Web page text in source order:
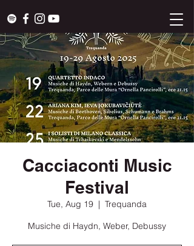
Cacciaconti Music
Festival
Tue, Aug 19
  |
Trequanda
Musiche di Haydn, Weber, Debussy